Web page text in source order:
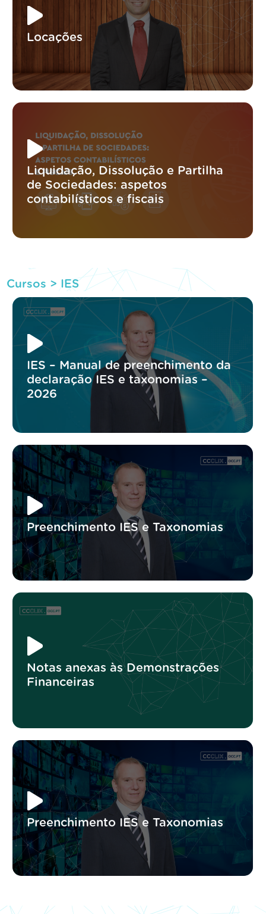
Locações
Liquidação, Dissolução e Partilha
de Sociedades: aspetos
contabilísticos e fiscais
Cursos >IES
IES – Manual de preenchimento da
declaração IES e taxonomias –
2026
Preenchimento IES e Taxonomias
Notas anexas às Demonstrações
Financeiras
Preenchimento IES e Taxonomias